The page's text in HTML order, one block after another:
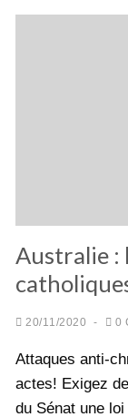
Australie :
20/11/2020 - 0
Attaques anti-
actes! Exigez
du Sénat une